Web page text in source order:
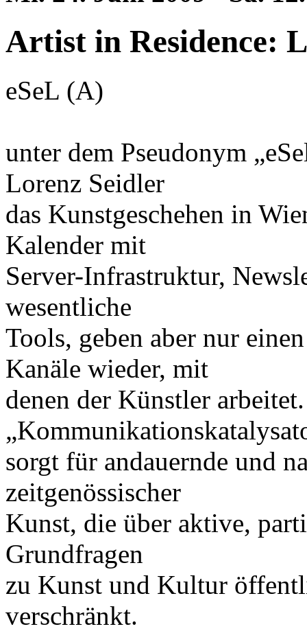
Artist in Residence:
eSeL (A)
unter dem Pseudonym
Lorenz Seidler
das Kunstgeschehen in
Kalender mit
Server-Infrastruktur,
wesentliche
Tools, geben aber nur
Kanäle wieder, mit
denen der Künstler
sorgt für andauernde und
zeitgenössischer
Kunst, die über aktive,
Grundfragen
zu Kunst und Kultur
verschränkt.